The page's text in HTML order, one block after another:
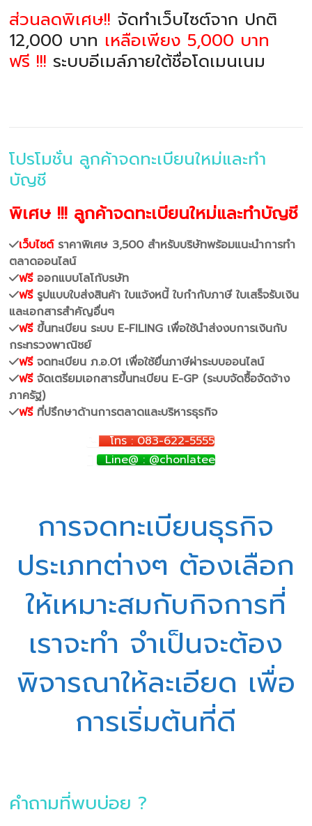
ส่วนลดพิเศษ!! จัดทำเว็บไซต์จาก ปกติ
12,000 บาท เหลือเพียง 5,000 บาท
ฟรี !!! ระบบอีเมล์ภายใต้ชื่อโดเมนเนม
โปรโมชั่น ลูกค้าจดทะเบียนใหม่และทำ
บัญชี
พิเศษ !!! ลูกค้าจดทะเบียนใหม่และทำบัญชี
เว็บไซต์ราคาพิเศษ 3,500 สำหรับบริษัทพร้อมแนะนำการทำ
ตลาดออนไลน์
ฟรีออกแบบโลโก้บรษัท
ฟรีรูปแบบใบส่งสินค้า ใบแจ้งหนี้ ใบกำกับภาษี ใบเสร็จรับเงิน
และเอกสารสำคัญอื่นๆ
ฟรีขึ้นทะเบียน ระบบ E-FILING เพื่อใช้นำส่งงบการเงินกับ
กระทรวงพาณิชย์
ฟรีจดทะเบียน ภ.อ.01 เพื่อใช้ยื่นภาษีผ่าระบบออนไลน์
ฟรีจัดเตรียมเอกสารขึ้นทะเบียน E-GP (ระบบจัดซื้อจัดจ้าง
ภาครัฐ)
ฟรีที่ปรึกษาด้านการตลาดและบริหารธุรกิจ
โทร : 083-622-5555
Line@ : @chonlatee
การจดทะเบียนธุรกิจ
ประเภทต่างๆ ต้องเลือก
ให้เหมาะสมกับกิจการที่
เราจะทำ จำเป็นจะต้อง
พิจารณาให้ละเอียด เพื่อ
การเริ่มต้นที่ดี
คำถามที่พบบ่อย ?